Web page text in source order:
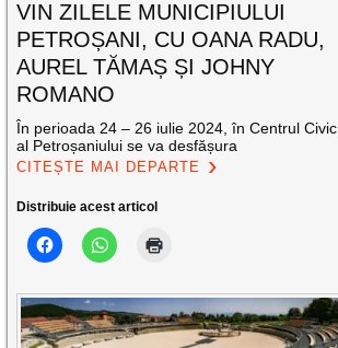
VIN ZILELE MUNICIPIULUI
PETROȘANI, CU OANA RADU,
AUREL TĂMAȘ ȘI JOHNY
ROMANO
În perioada 24 – 26 iulie 2024, în Centrul Civic
al Petroșaniului se va desfășura
CITEȘTE MAI DEPARTE
Distribuie acest articol